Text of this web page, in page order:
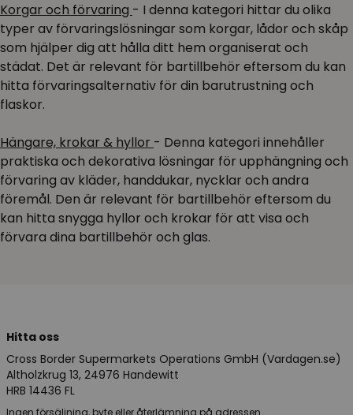
Korgar och förvaring - I denna kategori hittar du olika
typer av förvaringslösningar som korgar, lådor och skåp
som hjälper dig att hålla ditt hem organiserat och
städat. Det är relevant för bartillbehör eftersom du kan
hitta förvaringsalternativ för din barutrustning och
flaskor.
Hängare, krokar & hyllor - Denna kategori innehåller
praktiska och dekorativa lösningar för upphängning och
förvaring av kläder, handdukar, nycklar och andra
föremål. Den är relevant för bartillbehör eftersom du
kan hitta snygga hyllor och krokar för att visa och
förvara dina bartillbehör och glas.
Hitta oss
Cross Border Supermarkets Operations GmbH (Vardagen.se)
Altholzkrug 13, 24976 Handewitt
HRB 14436 FL